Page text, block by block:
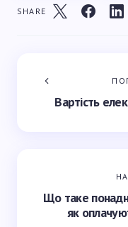
SHARE
Вартість
Що таке
як